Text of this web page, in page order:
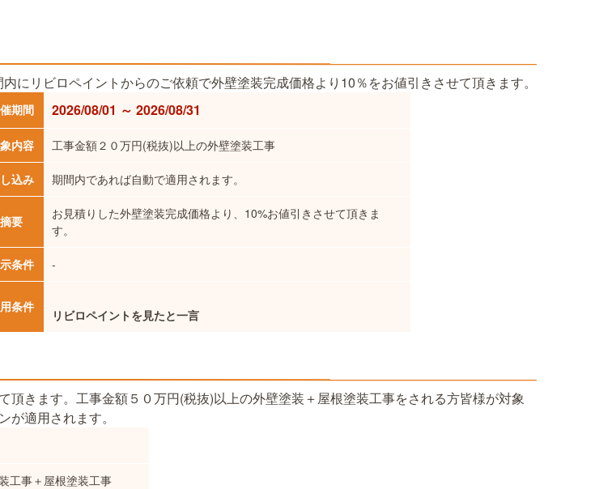
内にリビロペイントからのご依頼で外壁塗装完成価格より10％をお値引きさせて頂きます。
期間 2026/08/01 ～ 2026/08/31
内容 工事金額２０万円(税抜)以上の外壁塗装工事
込み 期間内であれば自動で適用されます。
摘要
お見積りした外壁塗装完成価格より、10%お値引きさせて頂きま
す。
条件 -
条件
リビロペイントを見たと一言
頂きます。工事金額５０万円(税抜)以上の外壁塗装＋屋根塗装工事をされる方皆様が対象
適用されます。
工事＋屋根塗装工事